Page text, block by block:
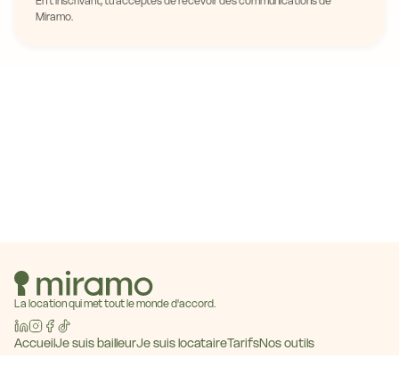
Miramo.
La location qui met tout le monde d'accord.
AccueilJe suis bailleurJe suis locataireTarifsNos outils